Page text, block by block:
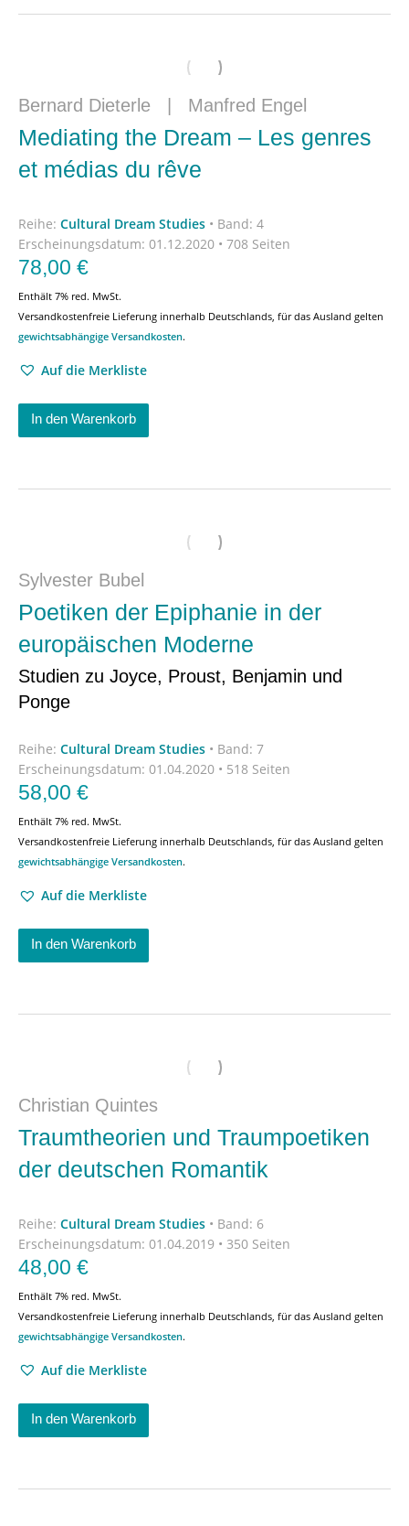
Bernard Dieterle Manfred Engel
Mediating the Dream – Les genres
et médias du rêve
Reihe: Cultural Dream Studies • Band: 4
Erscheinungsdatum: 01.12.2020 • 708 Seiten
78,00 €
Enthält 7% red. MwSt.
Versandkostenfreie Lieferung innerhalb Deutschlands, für das Ausland gelten
gewichtsabhängige Versandkosten.
Auf die Merkliste
In den Warenkorb
Sylvester Bubel
Poetiken der Epiphanie in der
europäischen Moderne
Studien zu Joyce, Proust, Benjamin und
Ponge
Reihe: Cultural Dream Studies • Band: 7
Erscheinungsdatum: 01.04.2020 • 518 Seiten
58,00 €
Enthält 7% red. MwSt.
Versandkostenfreie Lieferung innerhalb Deutschlands, für das Ausland gelten
gewichtsabhängige Versandkosten.
Auf die Merkliste
In den Warenkorb
Christian Quintes
Traumtheorien und Traumpoetiken
der deutschen Romantik
Reihe: Cultural Dream Studies • Band: 6
Erscheinungsdatum: 01.04.2019 • 350 Seiten
48,00 €
Enthält 7% red. MwSt.
Versandkostenfreie Lieferung innerhalb Deutschlands, für das Ausland gelten
gewichtsabhängige Versandkosten.
Auf die Merkliste
In den Warenkorb